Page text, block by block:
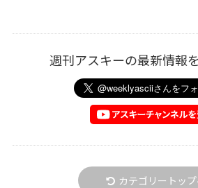
週刊アスキーの最新情報
カテゴリートッ